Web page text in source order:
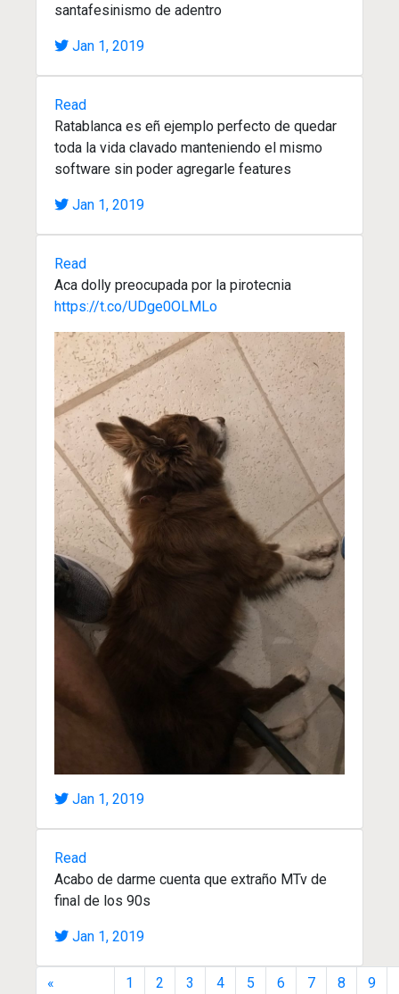
santafesinismo de adentro
Jan 1, 2019
Read
Ratablanca es eñ ejemplo perfecto de quedar
toda la vida clavado manteniendo el mismo
software sin poder agregarle features
Jan 1, 2019
Read
Aca dolly preocupada por la pirotecnia
https://t.co/UDge0OLMLo
Jan 1, 2019
Read
Acabo de darme cuenta que extraño MTv de
final de los 90s
Jan 1, 2019
«
1 2 3 4 5 6 7 8 9